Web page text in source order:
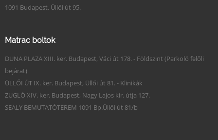
1091 Budapest, Üllői út 95.
Matrac boltok
DUNA PLAZA XIII. ker. Budapest, Váci út 178. - Földszint (Parkoló felőli
bejárat)
ÜLLŐI ÚT IX. ker. Budapest, Üllői út 81. - Klinikák
ZUGLÓ XIV. ker. Budapest, Nagy Lajos kir. útja 127.
SEALY BEMUTATÓTEREM 1091 Bp.Üllői út 81/b